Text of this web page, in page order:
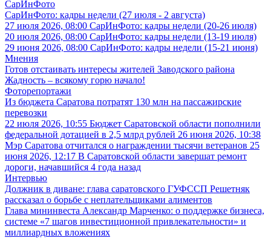
СарИнФото
СарИнФото: кадры недели (27 июля - 2 августа)
27 июля 2026, 08:00 СарИнФото: кадры недели (20-26 июля)
20 июля 2026, 08:00 СарИнФото: кадры недели (13-19 июля)
29 июня 2026, 08:00 СарИнФото: кадры недели (15-21 июня)
Мнения
Готов отстаивать интересы жителей Заводского района
Жадность – всякому горю начало!
Фоторепортажи
Из бюджета Саратова потратят 130 млн на пассажирские
перевозки
22 июля 2026, 10:55 Бюджет Саратовской области пополнили
федеральной дотацией в 2,5 млрд рублей 26 июня 2026, 10:38
Мэр Саратова отчитался о награждении тысячи ветеранов 25
июня 2026, 12:17 В Саратовской области завершат ремонт
дороги, начавшийся 4 года назад
Интервью
Должник в диване: глава саратовского ГУФССП Решетняк
рассказал о борьбе с неплательщиками алиментов
Глава мининвеста Александр Марченко: о поддержке бизнеса,
системе «7 шагов инвестиционной привлекательности» и
миллиардных вложениях